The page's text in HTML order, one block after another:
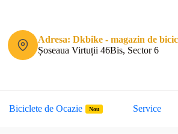
Adresa: Dkbike - magazin de
Șoseaua Virtuții 46Bis, Sector 6
Biciclete de Ocazie Nou Service